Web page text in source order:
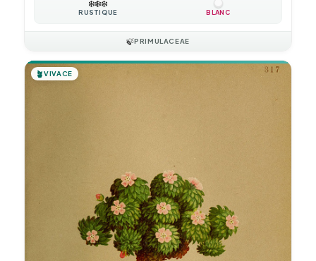
❄️❄️❄️
RUSTIQUE BLANC
🍃PRIMULACEAE
🪴VIVACE